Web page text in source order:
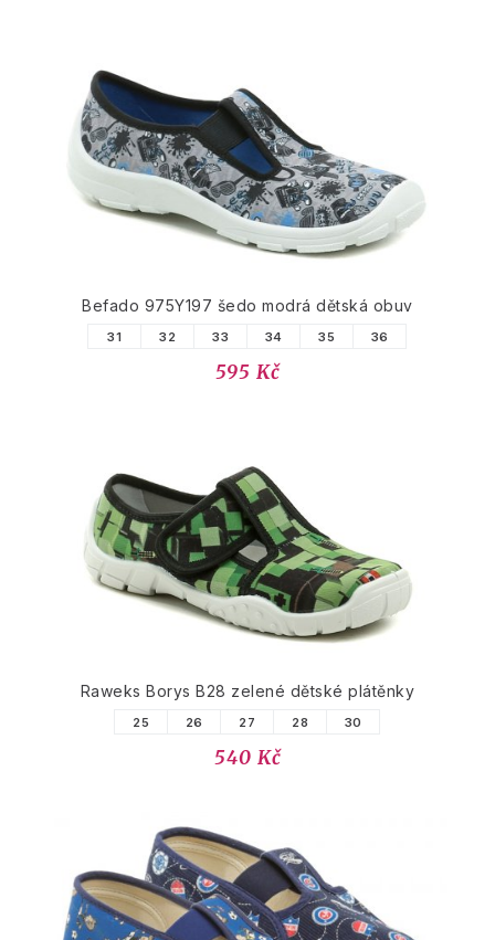
Befado 975Y197 šedo modrá dětská obuv
31 32 33 34 35 36
595 Kč
Raweks Borys B28 zelené dětské plátěnky
25 26 27 28 30
540 Kč